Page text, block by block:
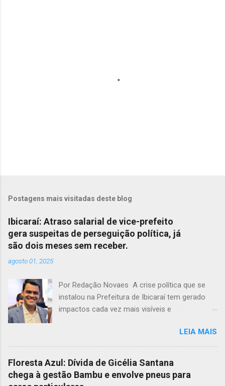
Postagens mais visitadas deste blog
Ibicaraí: Atraso salarial de vice-prefeito
gera suspeitas de perseguição política, já
são dois meses sem receber.
agosto 01, 2025
Por Redação Novaes A crise política que se
instalou na Prefeitura de Ibicaraí tem gerado
impactos cada vez mais visíveis e
instabilidade e disputas internas, o vice-prefeito
Jonathas Soares completa dois meses sem
receber seus vencimentos, acendendo um
alerta sobre possíveis atos de perseguição
política dentro da própria administração
LEIA MAIS
Floresta Azul: Dívida de Gicélia Santana
chega à gestão Bambu e envolve pneus para